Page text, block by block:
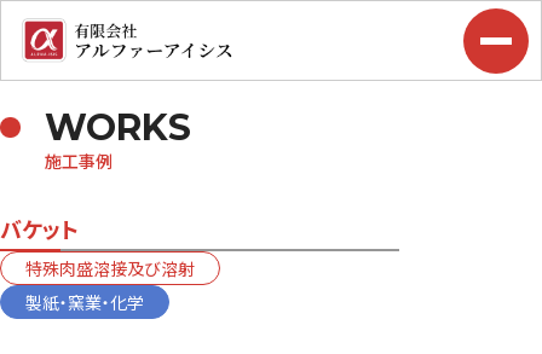
WORKS
施工事例
バケット
特殊肉盛溶接及び溶射
製紙・窯業・化学